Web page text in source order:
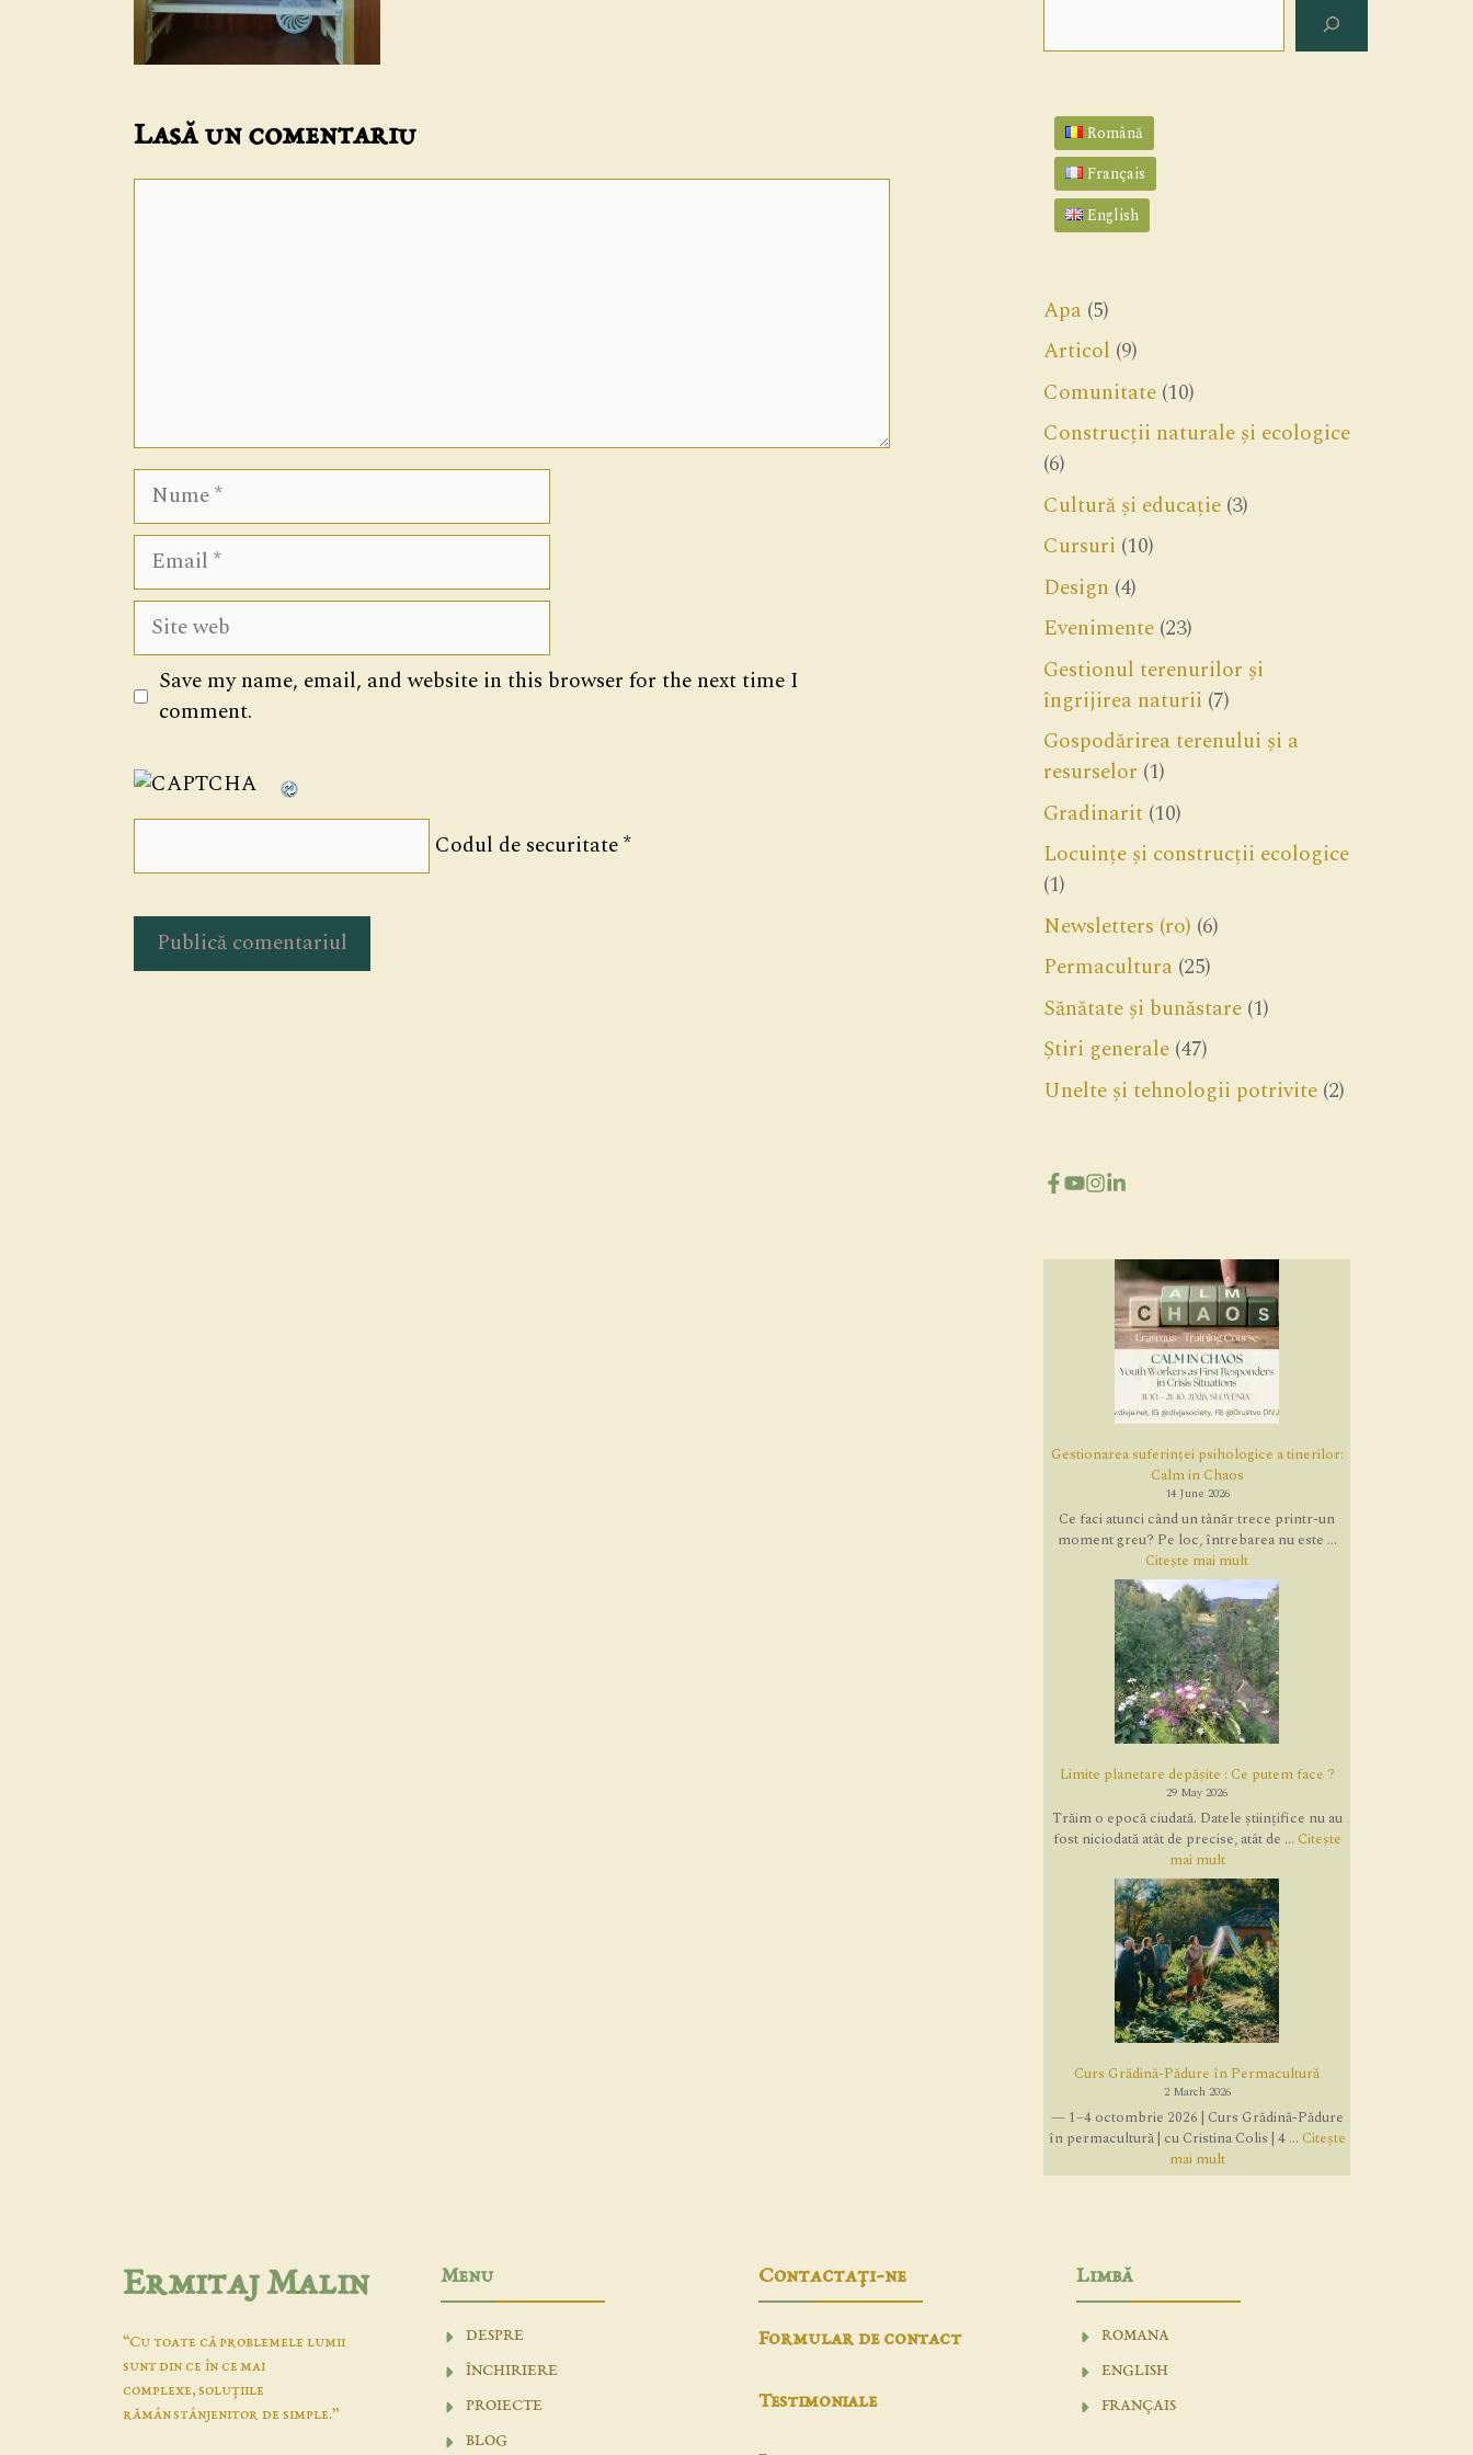
Lasă un comentariu
Nume
Email
Site
web
Save my name, email, and website in this browser for the next time I
comment.
Codul de securitate*
Română
Français
English
Apa (5)
Articol (9)
Comunitate (10)
Construcții naturale și ecologice
(6)
Cultură și educație (3)
Cursuri (10)
Design (4)
Evenimente (23)
Gestionul terenurilor și
îngrijirea naturii (7)
Gospodărirea terenului și a
resurselor (1)
Gradinarit (10)
Locuințe și construcții ecologice
(1)
Newsletters (ro) (6)
Permacultura (25)
Sănătate și bunăstare (1)
Știri generale (47)
Unelte și tehnologii potrivite (2)
Gestionarea suferinței psihologice a tinerilor:
Calm in Chaos
14 June 2026
Ce faci atunci când un tânăr trece printr-un
moment greu? Pe loc, întrebarea nu este ...
Citește mai mult
Limite planetare depășite : Ce putem face ?
29 May 2026
Trăim o epocă ciudată. Datele științifice nu au
fost niciodată atât de precise, atât de ... Citește
mai mult
Curs Grădină-Pădure în Permacultură
2 March 2026
— 1–4 octombrie 2026 | Curs Grădină-Pădure
în permacultură | cu Cristina Colis | 4 ... Citește
mai mult
Ermitaj Malin
“Cu toate că problemele lumii
sunt din ce în ce mai
complexe, soluţiile
rămân stânjenitor de simple.”
Menu
DESPRE
ÎNCHIRIERE
PROIECTE
BLOG
Contactaţi-ne
Formular de contact
Testimoniale
Limbă
ROMANA
ENGLISH
FRANÇAIS